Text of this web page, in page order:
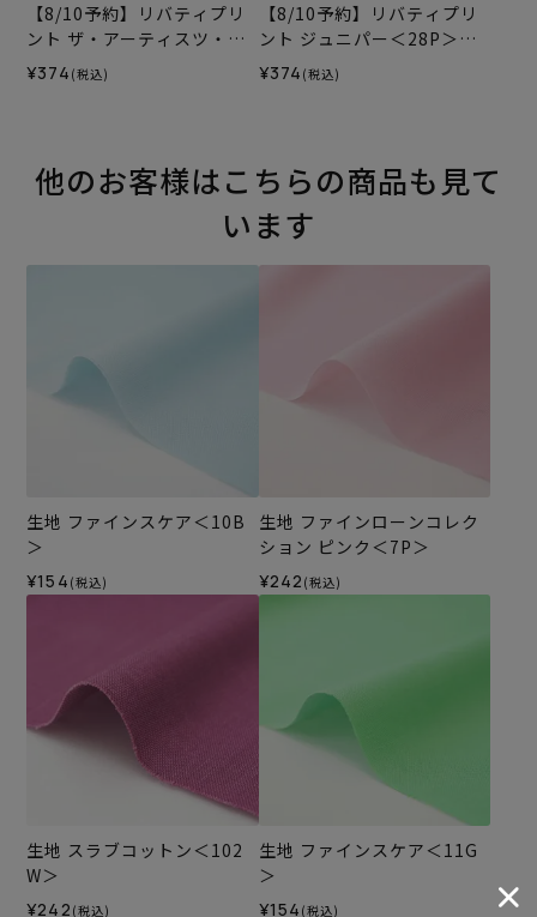
【8/10予約】リバティプリ
ント ザ・アーティスツ・ツ
リー＜14N＞生地 （ホビー
ラホビーレオリジナル）202
¥374 (税込)
【8/10予約】リバティプリ
ント ジュニパー＜28P＞生
地 （ホビーラホビーレオリ
ジナル）2026AW
¥374 (税込)
他のお客様はこちらの商品も見て
います
生地 ファインスケア＜10B
＞
¥154 (税込)
生地 ファインローンコレク
ション ピンク＜7P＞
¥242 (税込)
生地 スラブコットン＜102
W＞
¥242 (税込)
生地 ファインスケア＜11G
＞
¥154 (税込)